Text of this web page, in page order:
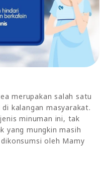
merupakan salah satu
kalangan masyarakat.
minuman ini, tak
yang mungkin masih
oleh Mamy